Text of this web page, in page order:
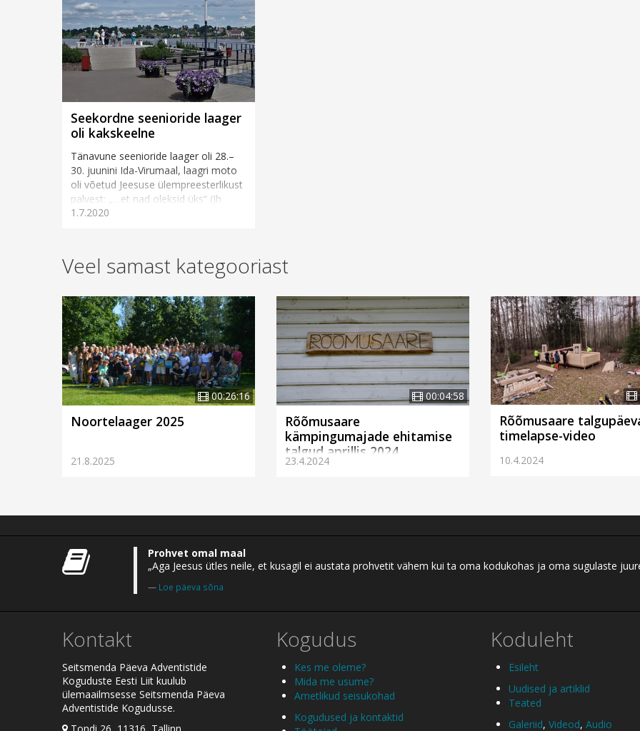
Seekordne seenioride laager
oli kakskeelne
Tänavune seenioride laager oli 28.–
30. juunini Ida-Virumaal, laagri moto
oli võetud Jeesuse ülempreesterlikust
palvest: „…et nad oleksid üks“ (Jh
17:22)....
1.7.2020
Veel samast kategooriast
00:26:16
Noortelaager 2025
21.8.2025
00:04:58
Rõõmusaare
kämpingumajade ehitamise
talgud aprillis 2024
23.4.2024
Rõõmusaare
timelapse-video
10.4.2024
Prohvet omal maal
„Aga Jeesus ütles neile, et kusagil ei austata prohvetit vähem kui ta oma kodukohas ja oma sugulaste
Loe päeva sõna
Kontakt
Seitsmenda Päeva Adventistide
Koguduste Eesti Liit kuulub
ülemaailmsesse Seitsmenda Päeva
Adventistide Kogudusse.
Kogudus
Kes me oleme?
Mida me usume?
Ametlikud seisukohad
Kogudused ja kontaktid
Koduleht
Esileht
Uudised ja artiklid
Teated
Galeriid, Videod, Audio